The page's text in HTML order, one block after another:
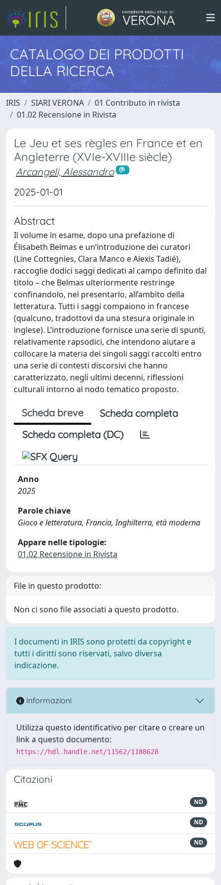
CATALOGO DEI PRODOTTI
DELLA RICERCA
IRIS SIARI VERONA
01 Contributo in rivista
01.02 Recensione in Rivista
Le Jeu et ses règles en France et en
Angleterre (XVIe-XVIIIe siècle)
Arcangeli, Alessandro
2025-01-01
Abstract
Il volume in esame, dopo una prefazione di
Élisabeth Belmas e un’introduzione dei curatori
(Line Cottegnies, Clara Manco e Alexis Tadié),
raccoglie dodici saggi dedicati al campo definito dal
titolo – che Belmas ulteriormente restringe
confinandolo, nel presentarlo, all’ambito della
letteratura. Tutti i saggi compaiono in francese
(qualcuno, tradottovi da una stesura originale in
inglese). L’introduzione fornisce una serie di spunti,
relativamente rapsodici, che intendono aiutare a
collocare la materia dei singoli saggi raccolti entro
una serie di contesti discorsivi che hanno
caratterizzato, negli ultimi decenni, riflessioni
culturali intorno al nodo tematico proposto.
Scheda breve
Scheda completa
Scheda completa (DC)
Anno
2025
Parole chiave
Gioco e letteratura, Francia, Inghilterra, età moderna
Appare nelle tipologie:
01.02 Recensione in Rivista
File in questo prodotto:
Non ci sono file associati a questo prodotto.
I documenti in IRIS sono protetti da copyright e
tutti i diritti sono riservati, salvo diversa
indicazione.
Informazioni
Utilizza questo identificativo per citare o creare un
link a questo documento:
https://hdl.handle.net/11562/1188628
Citazioni
ND
ND
ND